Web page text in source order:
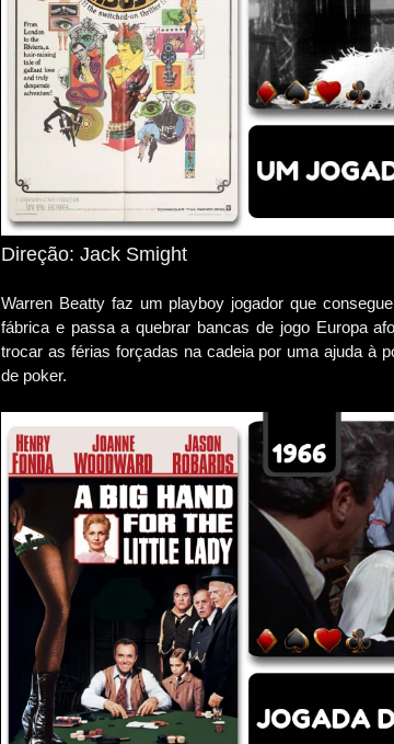
Direção: Jack Smight
Warren Beatty faz um playboy jogador que
fábrica e passa a quebrar bancas de jogo Europa
trocar as férias forçadas na cadeia por uma ajuda à
de poker.